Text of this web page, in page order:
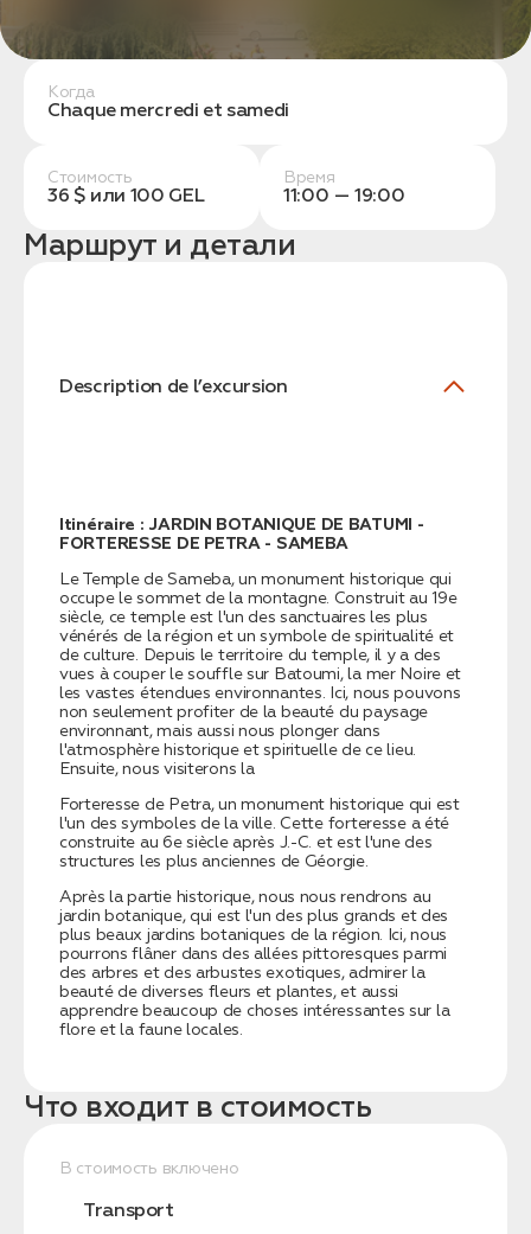
Когда
Chaque mercredi et samedi
Стоимость
36 $ или 100 GEL
Время
11:00 — 19:00
Маршрут и детали
Description de l’excursion
Itinéraire : JARDIN BOTANIQUE DE BATUMI -
FORTERESSE DE PETRA - SAMEBA
Le Temple de Sameba, un monument historique qui
occupe le sommet de la montagne. Construit au 19e
siècle, ce temple est l'un des sanctuaires les plus
vénérés de la région et un symbole de spiritualité et
de culture. Depuis le territoire du temple, il y a des
vues à couper le souffle sur Batoumi, la mer Noire et
les vastes étendues environnantes. Ici, nous pouvons
non seulement profiter de la beauté du paysage
environnant, mais aussi nous plonger dans
l'atmosphère historique et spirituelle de ce lieu.
Ensuite, nous visiterons la
Forteresse de Petra, un monument historique qui est
l'un des symboles de la ville. Cette forteresse a été
construite au 6e siècle après J.-C. et est l'une des
structures les plus anciennes de Géorgie.
Après la partie historique, nous nous rendrons au
jardin botanique, qui est l'un des plus grands et des
plus beaux jardins botaniques de la région. Ici, nous
pourrons flâner dans des allées pittoresques parmi
des arbres et des arbustes exotiques, admirer la
beauté de diverses fleurs et plantes, et aussi
apprendre beaucoup de choses intéressantes sur la
flore et la faune locales.
Что входит в стоимость
В стоимость включено
Transport
1. Выберите нужный автомобиль
Заявка успешно
отправлена!